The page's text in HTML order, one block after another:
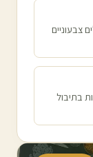
צבעוניים
בתיבול